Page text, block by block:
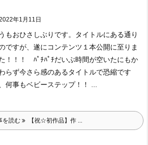
年1月11日
もおひさしぶりです。
タイトルにある通り
ですが、遂にコンテンツ１本公開に至りま
！！！ ﾊﾟﾁﾊﾟﾁだいぶ時間が空いたにもか
らず今さら感のあるタイトルで恐縮です
何事もベビーステップ！！ ...
を読む 【祝☆初作品】作 ...